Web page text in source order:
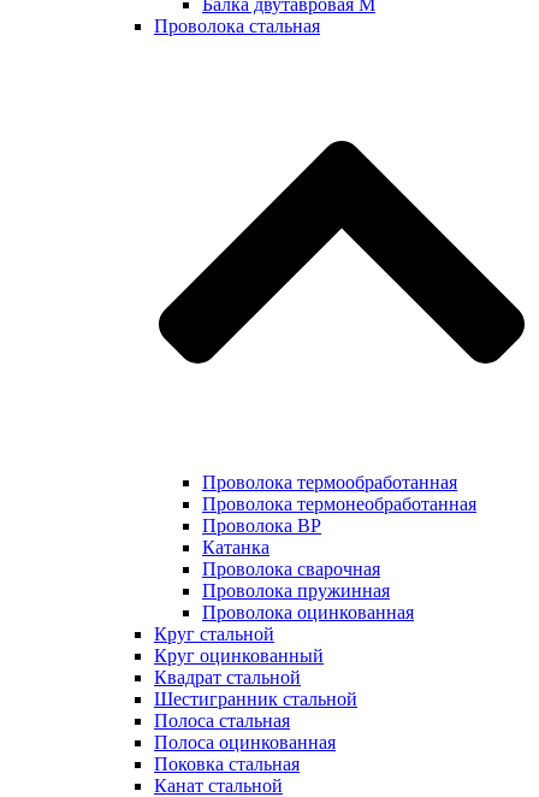
Балка двутавровая М
Проволока стальная
Проволока термообработанная
Проволока термонеобработанная
Проволока ВР
Катанка
Проволока сварочная
Проволока пружинная
Проволока оцинкованная
Круг стальной
Круг оцинкованный
Квадрат стальной
Шестигранник стальной
Полоса стальная
Полоса оцинкованная
Поковка стальная
Канат стальной